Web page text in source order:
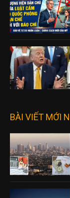
BÀI VIẾT MỚI